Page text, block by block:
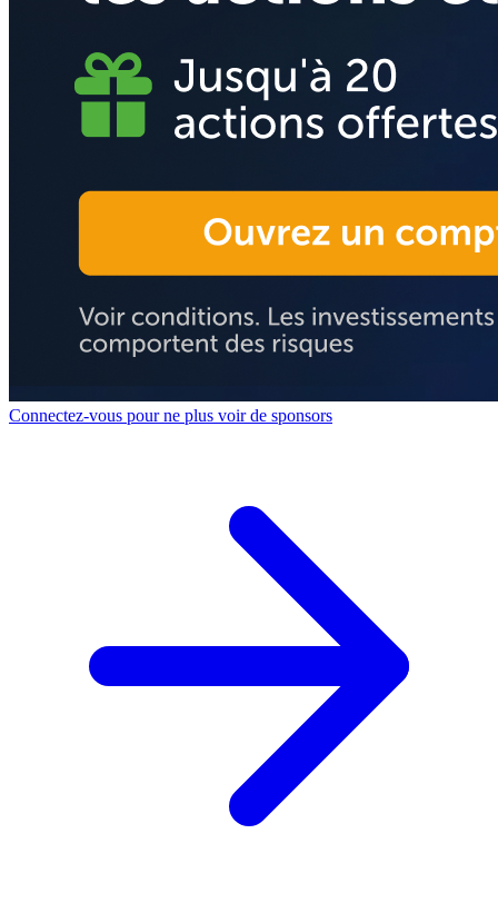
Connectez-vous pour ne plus voir de sponsors